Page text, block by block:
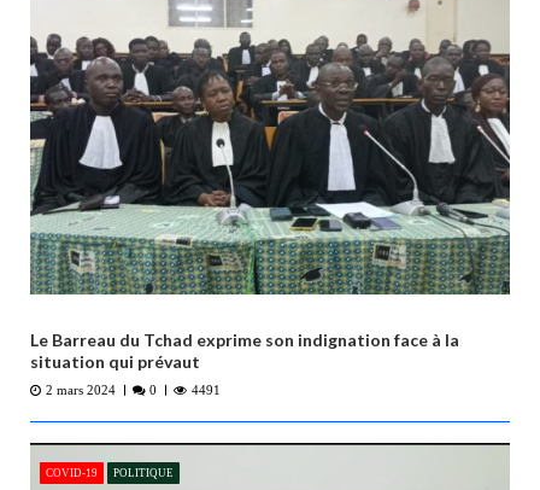
a
r
t
i
c
l
e
Le Barreau du Tchad exprime son indignation face à la
situation qui prévaut
2 mars 2024 0 4491
COVID-19 POLITIQUE